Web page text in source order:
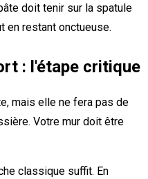
doit tenir sur la spatule
en restant onctueuse.
: l'étape critique
mais elle ne fera pas de
Votre mur doit être
classique suffit. En